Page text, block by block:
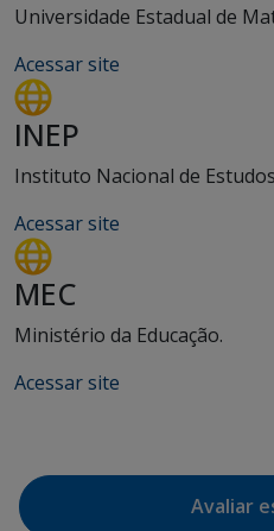
Universidade Estadual de
Acessar site
INEP
Instituto Nacional de Estudos
Acessar site
MEC
Ministério da Educação.
Acessar site
Avaliar